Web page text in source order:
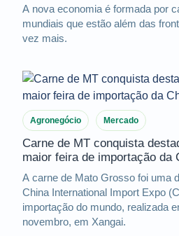
A nova economia é formada por
mundiais que estão além das
vez mais.
Agronegócio Mercado
Carne de MT conquista
maior feira de importação da
A carne de Mato Grosso foi uma
China International Import Expo
importação do mundo, realizada
novembro, em Xangai.